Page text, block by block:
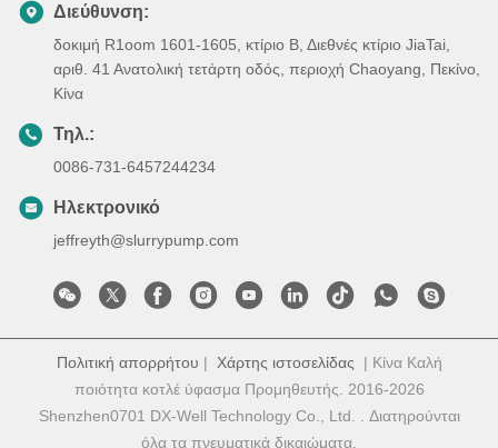
Διεύθυνση:
δοκιμή R1oom 1601-1605, κτίριο Β, Διεθνές κτίριο JiaTai,
αριθ. 41 Ανατολική τετάρτη οδός, περιοχή Chaoyang, Πεκίνο,
Κίνα
Τηλ.:
0086-731-6457244234
Ηλεκτρονικό
jeffreyth@slurrypump.com
Πολιτική απορρήτου | Χάρτης ιστοσελίδας | Κίνα Καλή
ποιότητα κοτλέ ύφασμα Προμηθευτής. 2016-2026
Shenzhen0701 DX-Well Technology Co., Ltd. . Διατηρούνται
όλα τα πνευματικά δικαιώματα.